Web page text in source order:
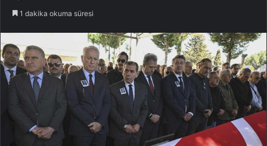
1 dakika okuma süresi